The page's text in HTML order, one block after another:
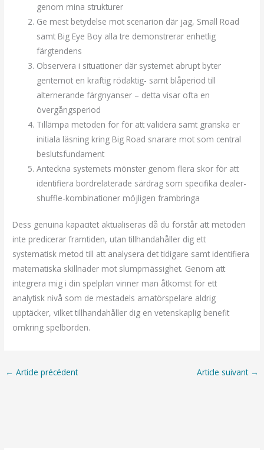
genom mina strukturer
Ge mest betydelse mot scenarion där jag, Small Road
samt Big Eye Boy alla tre demonstrerar enhetlig
färgtendens
Observera i situationer där systemet abrupt byter
gentemot en kraftig rödaktig- samt blåperiod till
alternerande färgnyanser – detta visar ofta en
övergångsperiod
Tillämpa metoden för för att validera samt granska er
initiala läsning kring Big Road snarare mot som central
beslutsfundament
Anteckna systemets mönster genom flera skor för att
identifiera bordrelaterade särdrag som specifika dealer-
shuffle-kombinationer möjligen frambringa
Dess genuina kapacitet aktualiseras då du förstår att metoden
inte predicerar framtiden, utan tillhandahåller dig ett
systematisk metod till att analysera det tidigare samt identifiera
matematiska skillnader mot slumpmässighet. Genom att
integrera mig i din spelplan vinner man åtkomst för ett
analytisk nivå som de mestadels amatörspelare aldrig
upptäcker, vilket tillhandahåller dig en vetenskaplig benefit
omkring spelborden.
← Article précédent Article suivant →